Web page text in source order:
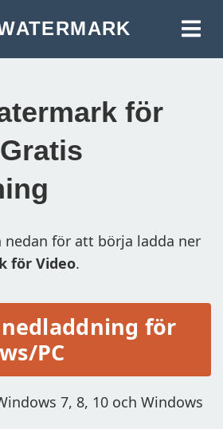
ONLINE
FOTON
TEXT PÅ FOTON
LOGOTYP PÅ FOTO
LOGOTYP PÅ VIDEO
TILL JPG
för
nedan för att börja ladda ner
för Video.
för
PC
7, 8, 10 och Windows